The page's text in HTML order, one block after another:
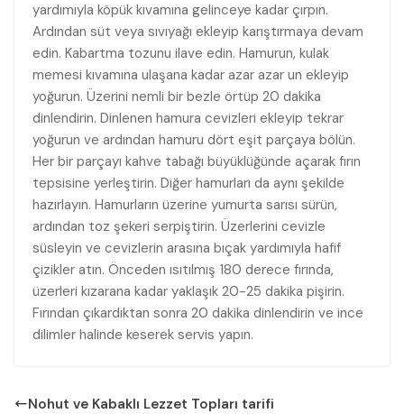
yardımıyla köpük kıvamına gelinceye kadar çırpın.
Ardından süt veya sıvıyağı ekleyip karıştırmaya devam
edin. Kabartma tozunu ilave edin. Hamurun, kulak
memesi kıvamına ulaşana kadar azar azar un ekleyip
yoğurun. Üzerini nemli bir bezle örtüp 20 dakika
dinlendirin. Dinlenen hamura cevizleri ekleyip tekrar
yoğurun ve ardından hamuru dört eşit parçaya bölün.
Her bir parçayı kahve tabağı büyüklüğünde açarak fırın
tepsisine yerleştirin. Diğer hamurları da aynı şekilde
hazırlayın. Hamurların üzerine yumurta sarısı sürün,
ardından toz şekeri serpiştirin. Üzerlerini cevizle
süsleyin ve cevizlerin arasına bıçak yardımıyla hafif
çizikler atın. Önceden ısıtılmış 180 derece fırında,
üzerleri kızarana kadar yaklaşık 20-25 dakika pişirin.
Fırından çıkardıktan sonra 20 dakika dinlendirin ve ince
dilimler halinde keserek servis yapın.
Nohut ve Kabaklı Lezzet Topları tarifi